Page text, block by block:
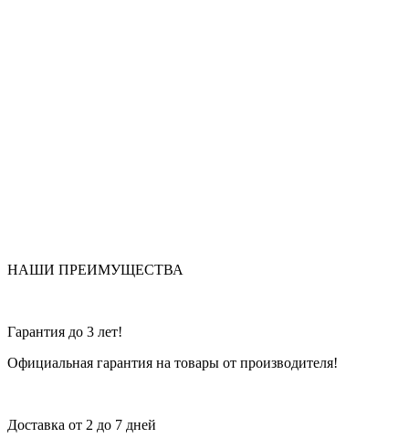
НАШИ ПРЕИМУЩЕСТВА
Гарантия до 3 лет!
Официальная гарантия на товары от производителя!
Доставка от 2 до 7 дней